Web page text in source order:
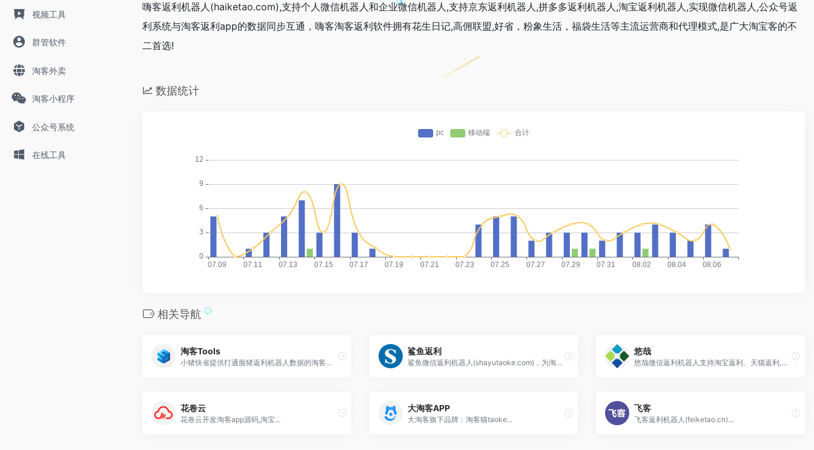
视频工具
群管软件
淘客外卖
淘客小程序
公众号系统
在线工具
嗨客返利机器人(haiketao.com),支持个人微信机器人和企业微信机器人,支持京东返利机器人,拼多多返利机器人,淘宝返利机器人,实现微信机器人,公众号返
利系统与淘客返利app的数据同步互通，嗨客淘客返利软件拥有花生日记,高佣联盟,好省，粉象生活，福袋生活等主流运营商和代理模式,是广大淘宝客的不
二首选!
数据统计
相关导航
淘客Tools
小猪快省提供打通脸猪返利机器人数据的淘客原生APP，大牛都在用的淘客APP！
鲨鱼返利
鲨鱼微信返利机器人(shayutaoke.com)，为淘客量身打造，微信返利机器人软件、京东返利机器人、拼多多返利机器人，零秒响应,完美支持最新淘口令,自动申请高佣金,裂变引流,全网最稳定的鲨鱼返利机器人
悠哉
悠哉微信返利机器人支持淘宝返利、天猫返利,京东返利和拼多多返利;支持微信提现自动到账,新增淘礼金免单玩法;社群版返利机器人支持新人/首次下单，自动奖励红包，CMS导购功能，增加用户体验，使裂变效果翻倍。
花卷云
花卷云开发淘客app源码,淘宝...
大淘客APP
大淘客旗下品牌：淘客猫taoke...
飞客
飞客返利机器人(feiketao.cn)...